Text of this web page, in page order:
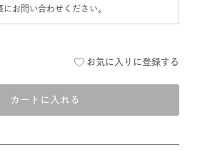
にお問い合わせください。
お気に入りに登録する
カートに入れる